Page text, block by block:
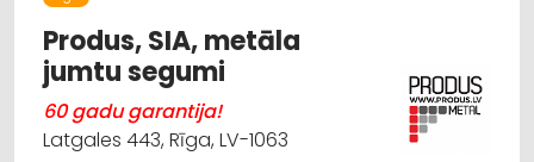
Produs, SIA, metāla
jumtu segumi
60 gadu garantija!
Latgales 443, Rīga, LV-1063